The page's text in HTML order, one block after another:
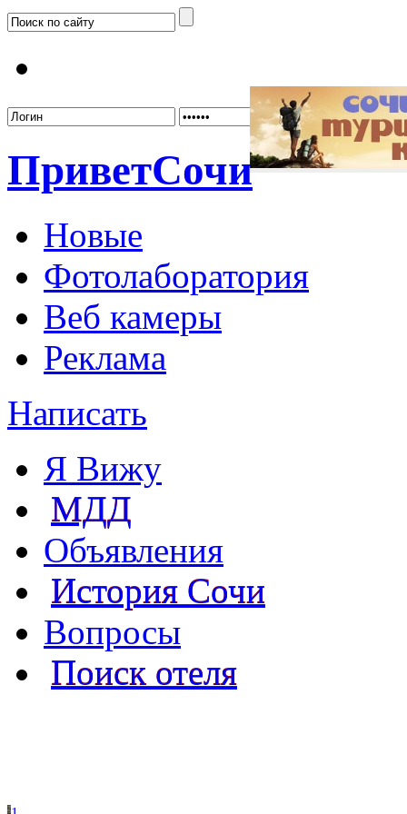
ПриветСочи
Новые
Фотолаборатория
Веб камеры
Реклама
Написать
Я Вижу
МДД
Объявления
История Сочи
Вопросы
Поиск отеля